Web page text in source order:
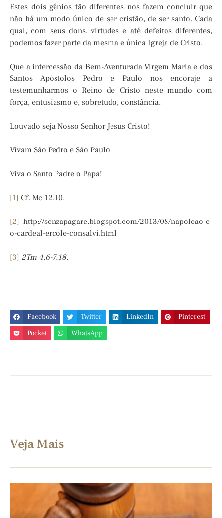
Estes dois gênios tão diferentes nos fazem concluir que
não há um modo único de ser cristão, de ser santo. Cada
qual, com seus dons, virtudes e até defeitos diferentes,
podemos fazer parte da mesma e única Igreja de Cristo.
Que a intercessão da Bem-Aventurada Virgem Maria e dos
Santos Apóstolos Pedro e Paulo nos encoraje a
testemunharmos o Reino de Cristo neste mundo com
força, entusiasmo e, sobretudo, constância.
Louvado seja Nosso Senhor Jesus Cristo!
Vivam São Pedro e São Paulo!
Viva o Santo Padre o Papa!
[1] Cf. Mc 12,10.
[2] http://senzapagare.blogspot.com/2013/08/napoleao-e-
o-cardeal-ercole-consalvi.html
[3] 2Tm 4,6-7.18.
Facebook Twitter LinkedIn
Pinterest
Pocket
WhatsApp
Veja Mais